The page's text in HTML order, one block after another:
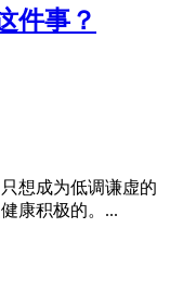
件事？
想成为低调谦虚的
康积极的。...